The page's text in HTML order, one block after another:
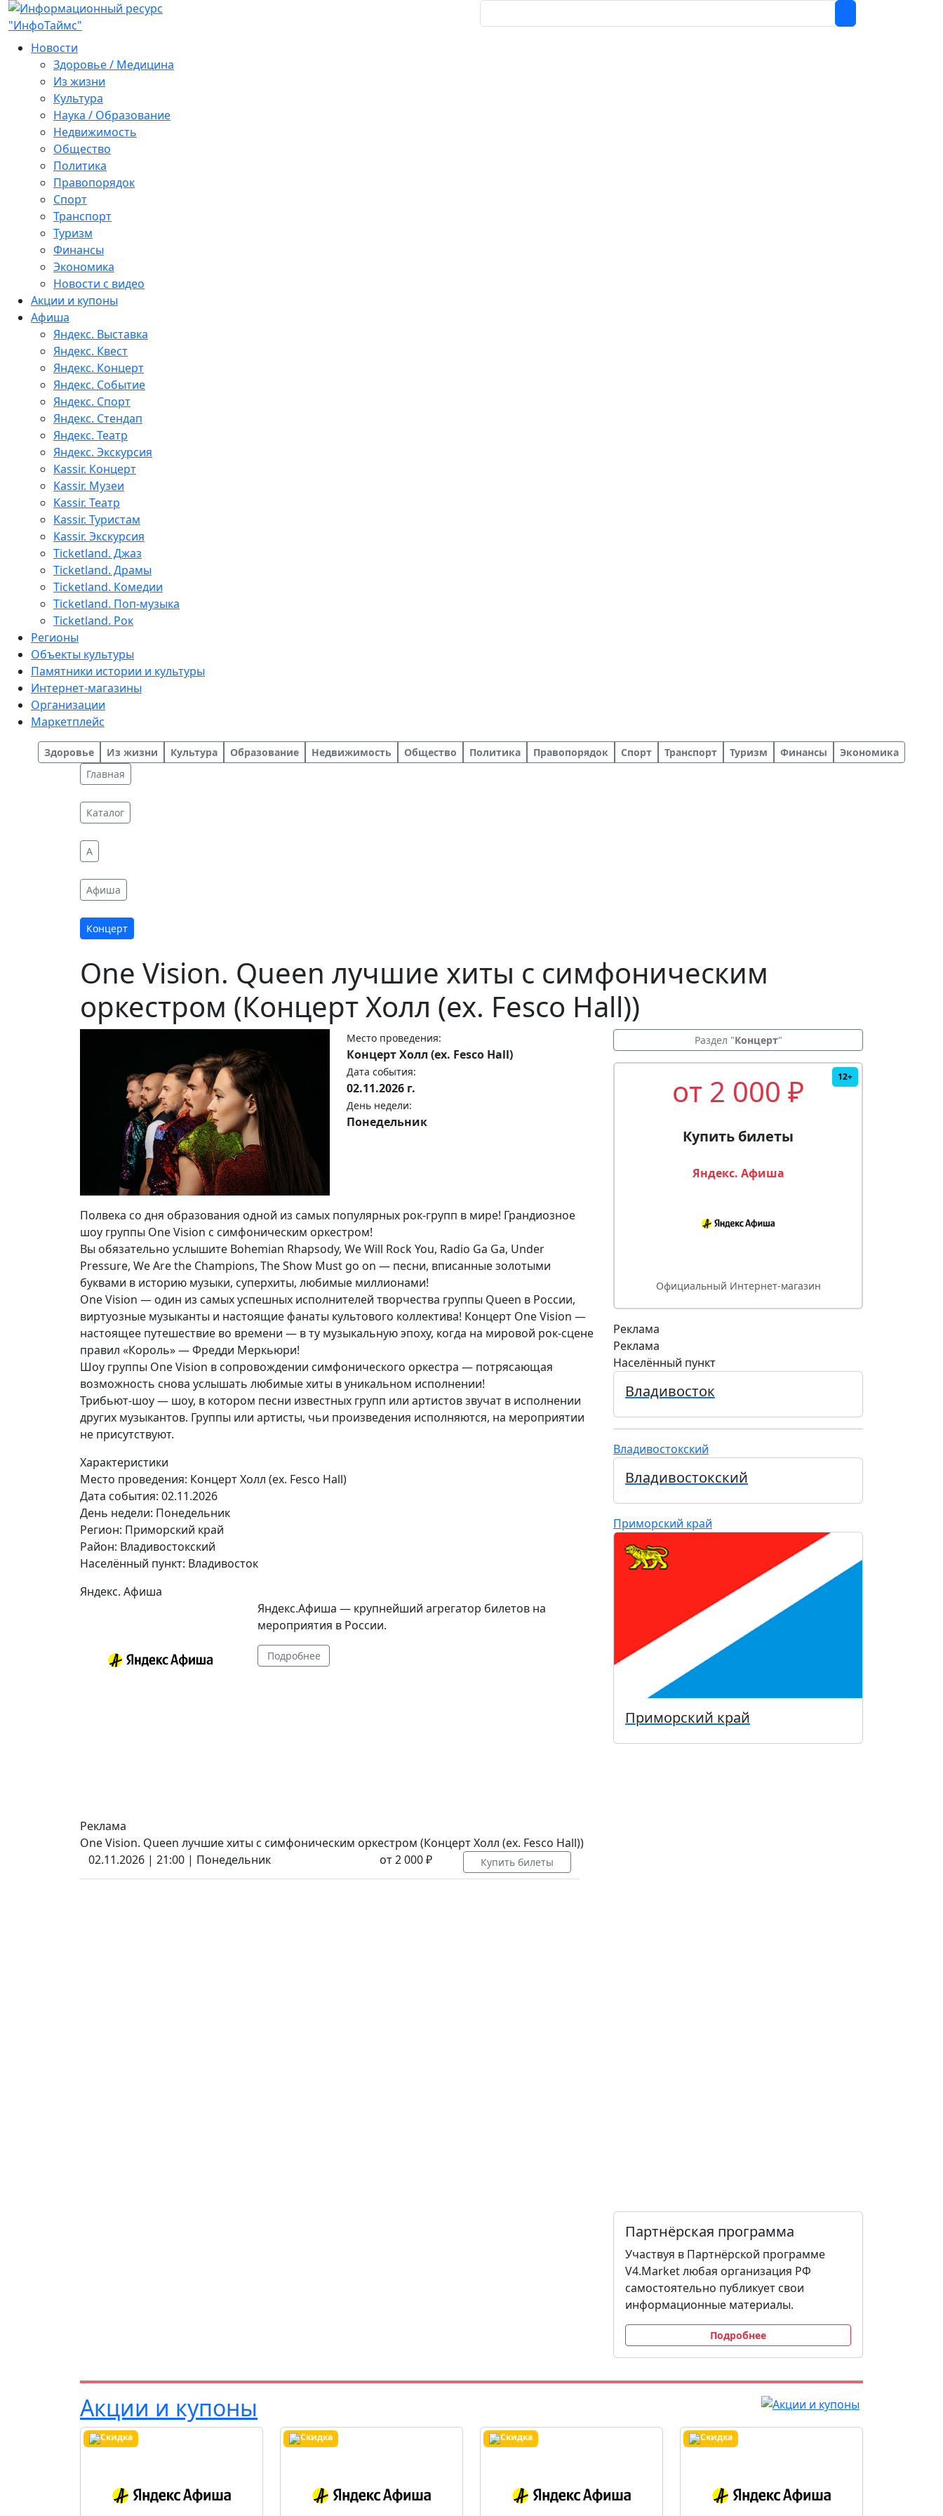
Новости
Здоровье / Медицина
Из жизни
Культура
Наука / Образование
Недвижимость
Общество
Политика
Правопорядок
Спорт
Транспорт
Туризм
Финансы
Экономика
Новости с видео
Акции и купоны
Афиша
Яндекс. Выставка
Яндекс. Квест
Яндекс. Концерт
Яндекс. Событие
Яндекс. Спорт
Яндекс. Стендап
Яндекс. Театр
Яндекс. Экскурсия
Kassir. Концерт
Kassir. Музеи
Kassir. Театр
Kassir. Туристам
Kassir. Экскурсия
Ticketland. Джаз
Ticketland. Драмы
Ticketland. Комедии
Ticketland. Поп-музыка
Ticketland. Рок
Регионы
Объекты культуры
Памятники истории и культуры
Интернет-магазины
Организации
Маркетплейс
Здоровье Из жизни Культура Образование Недвижимость Общество Политика Правопорядок Спорт Транспорт Туризм Финансы
Экономика
Главная
Каталог
A
Афиша
Концерт
One Vision. Queen лучшие хиты c симфоническим
оркестром (Концерт Холл (ex. Fesco Hall))
Место проведения:
Концерт Холл (ex. Fesco Hall)
Дата события:
02.11.2026 г.
День недели:
Понедельник
Полвека со дня образования одной из самых популярных рок-групп в мире! Грандиозное
шоу группы One Vision с симфоническим оркестром!
Вы обязательно услышите Bohemian Rhapsody, We Will Rock You, Radio Ga Ga, Under
Pressure, We Are the Champions, The Show Must go on — песни, вписанные золотыми
буквами в историю музыки, суперхиты, любимые миллионами!
One Vision — один из самых успешных исполнителей творчества группы Queen в России,
виртуозные музыканты и настоящие фанаты культового коллектива! Концерт One Vision —
настоящее путешествие во времени — в ту музыкальную эпоху, когда на мировой рок-сцене
правил «Король» — Фредди Меркьюри!
Шоу группы One Vision в сопровождении симфонического оркестра — потрясающая
возможность снова услышать любимые хиты в уникальном исполнении!
Трибьют-шоу — шоу, в котором песни известных групп или артистов звучат в исполнении
других музыкантов. Группы или артисты, чьи произведения исполняются, на мероприятии
не присутствуют.
Характеристики
Место проведения: Концерт Холл (ex. Fesco Hall)
Дата события: 02.11.2026
День недели: Понедельник
Регион: Приморский край
Район: Владивостокский
Населённый пункт: Владивосток
Яндекс. Афиша
Яндекс.Афиша — крупнейший агрегатор билетов на
мероприятия в России.
Подробнее
Реклама
One Vision. Queen лучшие хиты c симфоническим оркестром (Концерт Холл (ex. Fesco Hall))
02.11.2026 | 21:00 | Понедельник
от 2 000 ₽ Купить билеты
Раздел "Концерт"
12+
от 2 000 ₽
Купить билеты
Яндекс. Афиша
Официальный Интернет-магазин
Реклама
Реклама
Населённый пункт
Владивосток
Владивостокский
Владивостокский
Приморский край
Приморский край
Партнёрская программа
Участвуя в Партнёрской программе
V4.Market любая организация РФ
самостоятельно публикует свои
информационные материалы.
Подробнее
Акции и купоны